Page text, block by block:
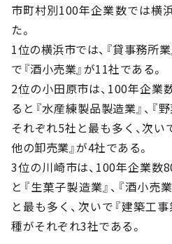
市町村別100年企業数では横
た。
1位の横浜市では、『貸事務所
で『酒小売業』が11社である。
2位の小田原市は、100年企業
ると『水産練製品製造業』、『
それぞれ5社と最も多く、次い
他の卸売業』が4社である。
3位の川崎市は、100年企業数
と『生菓子製造業』、『酒小
と最も多く、次いで『建築工事
種がそれぞれ3社である。